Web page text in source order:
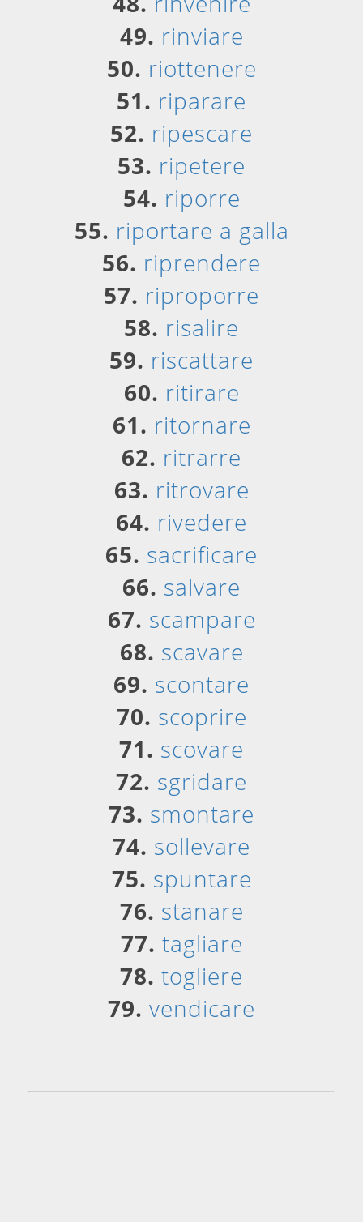
49. rinviare
50. riottenere
51. riparare
52. ripescare
53. ripetere
54. riporre
55. riportare a galla
56. riprendere
57. riproporre
58. risalire
59. riscattare
60. ritirare
61. ritornare
62. ritrarre
63. ritrovare
64. rivedere
65. sacrificare
66. salvare
67. scampare
68. scavare
69. scontare
70. scoprire
71. scovare
72. sgridare
73. smontare
74. sollevare
75. spuntare
76. stanare
77. tagliare
78. togliere
79. vendicare